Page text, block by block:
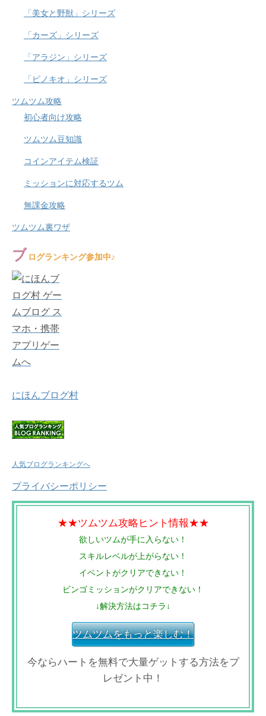
「美女と野獣」シリーズ
「カーズ」シリーズ
「アラジン」シリーズ
「ピノキオ」シリーズ
ツムツム攻略
初心者向け攻略
ツムツム豆知識
コインアイテム検証
ミッションに対応するツム
無課金攻略
ツムツム裏ワザ
ブ ログランキング参加中♪
にほんブログ村
人気ブログランキングへ
プライバシーポリシー
★★ツムツム攻略ヒント情報★★
欲しいツムが手に入らない！
スキルレベルが上がらない！
イベントがクリアできない！
ビンゴミッションがクリアできない！
↓解決方法はコチラ↓
ツムツムをもっと楽しむ！
今ならハートを無料で大量ゲットする方法をプ
レゼント中！